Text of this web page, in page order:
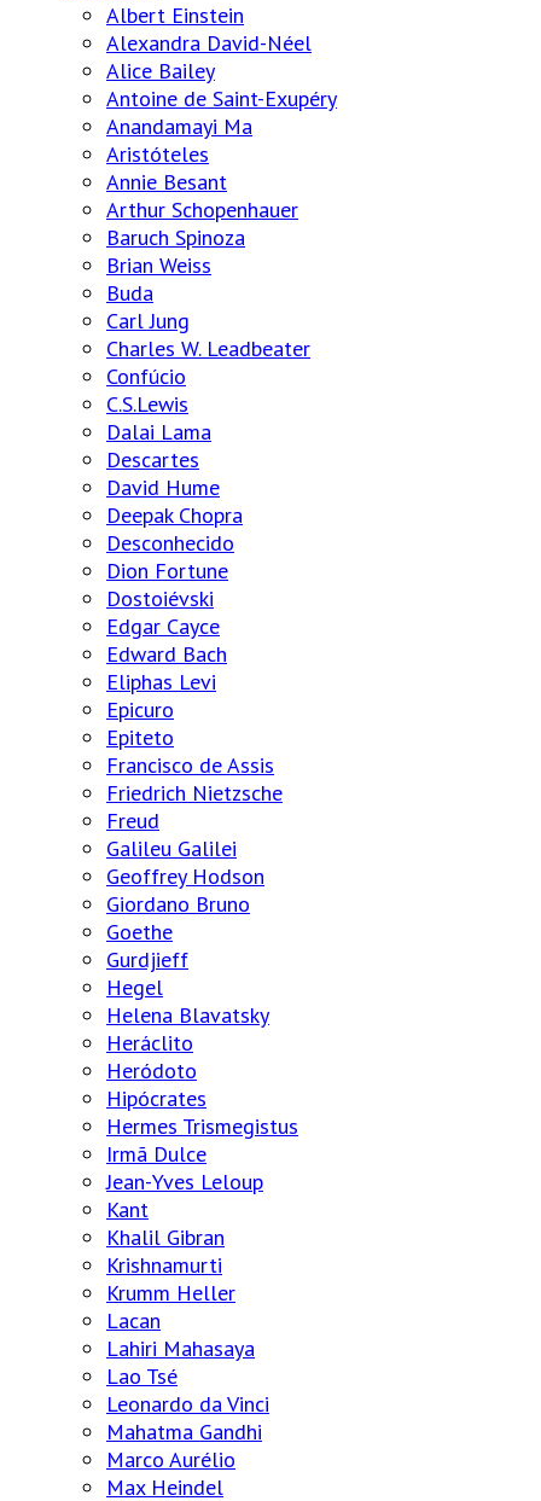
Albert Einstein
Alexandra David-Néel
Alice Bailey
Antoine de Saint-Exupéry
Anandamayi Ma
Aristóteles
Annie Besant
Arthur Schopenhauer
Baruch Spinoza
Brian Weiss
Buda
Carl Jung
Charles W. Leadbeater
Confúcio
C.S.Lewis
Dalai Lama
Descartes
David Hume
Deepak Chopra
Desconhecido
Dion Fortune
Dostoiévski
Edgar Cayce
Edward Bach
Eliphas Levi
Epicuro
Epiteto
Francisco de Assis
Friedrich Nietzsche
Freud
Galileu Galilei
Geoffrey Hodson
Giordano Bruno
Goethe
Gurdjieff
Hegel
Helena Blavatsky
Heráclito
Heródoto
Hipócrates
Hermes Trismegistus
Irmã Dulce
Jean-Yves Leloup
Kant
Khalil Gibran
Krishnamurti
Krumm Heller
Lacan
Lahiri Mahasaya
Lao Tsé
Leonardo da Vinci
Mahatma Gandhi
Marco Aurélio
Max Heindel